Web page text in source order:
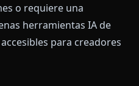
o requiere una
herramientas IA de
para creadores